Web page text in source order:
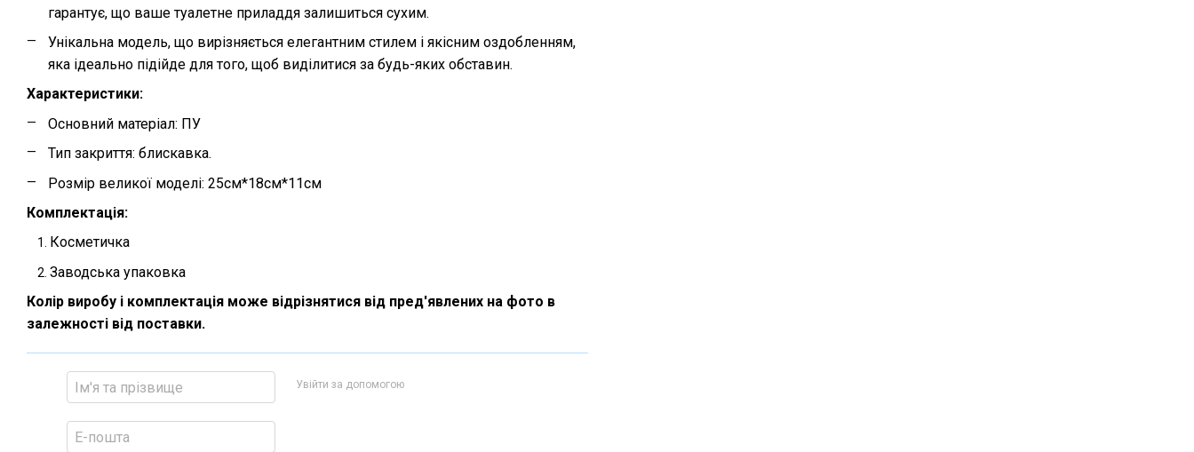
гарантує, що ваше туалетне приладдя залишиться сухим.
Унікальна модель, що вирізняється елегантним стилем і якісним оздобленням,
яка ідеально підійде для того, щоб виділитися за будь-яких обставин.
Характеристики:
Основний матеріал: ПУ
Тип закриття: блискавка.
Розмір великої моделі: 25см*18см*11см
Комплектація:
Косметичка
Заводська упаковка
Колір виробу і комплектація може відрізнятися від пред'явлених на фото в
залежності від поставки.
Увійти за допомогою